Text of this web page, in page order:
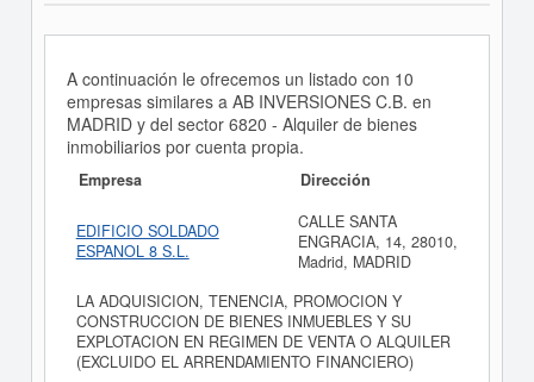
A continuación le ofrecemos un listado con 10
empresas similares a AB INVERSIONES C.B. en
MADRID y del sector 6820 - Alquiler de bienes
inmobiliarios por cuenta propia.
Empresa Dirección
EDIFICIO SOLDADO
ESPANOL 8 S.L.
CALLE SANTA
ENGRACIA, 14, 28010,
Madrid, MADRID
LA ADQUISICION, TENENCIA, PROMOCION Y
CONSTRUCCION DE BIENES INMUEBLES Y SU
EXPLOTACION EN REGIMEN DE VENTA O ALQUILER
(EXCLUIDO EL ARRENDAMIENTO FINANCIERO)